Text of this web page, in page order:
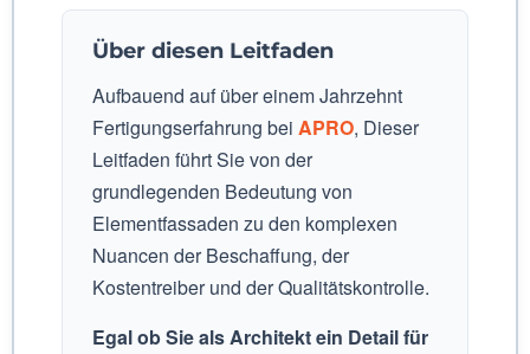
Über diesen Leitfaden
Aufbauend auf über einem Jahrzehnt
Fertigungserfahrung bei APRO, Dieser
Leitfaden führt Sie von der
grundlegenden Bedeutung von
Elementfassaden zu den komplexen
Nuancen der Beschaffung, der
Kostentreiber und der Qualitätskontrolle.
Egal ob Sie als Architekt ein Detail für